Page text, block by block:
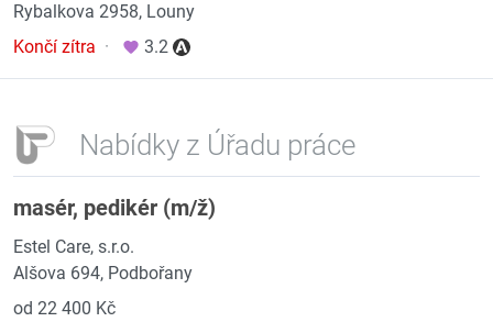
Rybalkova 2958, Louny
Končí zítra · 3.2
Nabídky z Úřadu práce
masér, pedikér (m/ž)
Estel Care, s.r.o.
Alšova 694, Podbořany
od 22 400 Kč